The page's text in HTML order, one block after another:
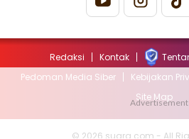
Redaksi Kontak
Pedoman Media Siber
Kebijakan
Site Map
© 2026 suara.com - All